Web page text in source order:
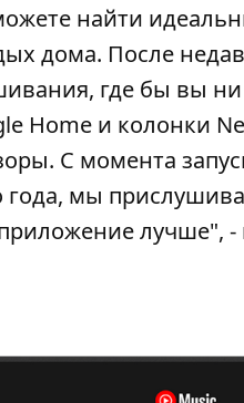
найти
дома. После
где бы вы
Home и колонки
С момента
года, мы
лучше", -